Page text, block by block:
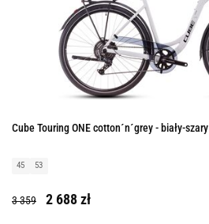
Cube Touring ONE cotton´n´grey - biały-szary
45 53
3 359 2 688 zł